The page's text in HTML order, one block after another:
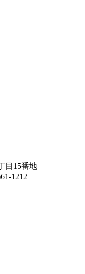
目15番地
1212